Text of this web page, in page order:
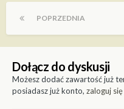
POPRZEDNIA
Dołącz do dyskusji
Możesz dodać zawartość już
posiadasz już konto, zaloguj się